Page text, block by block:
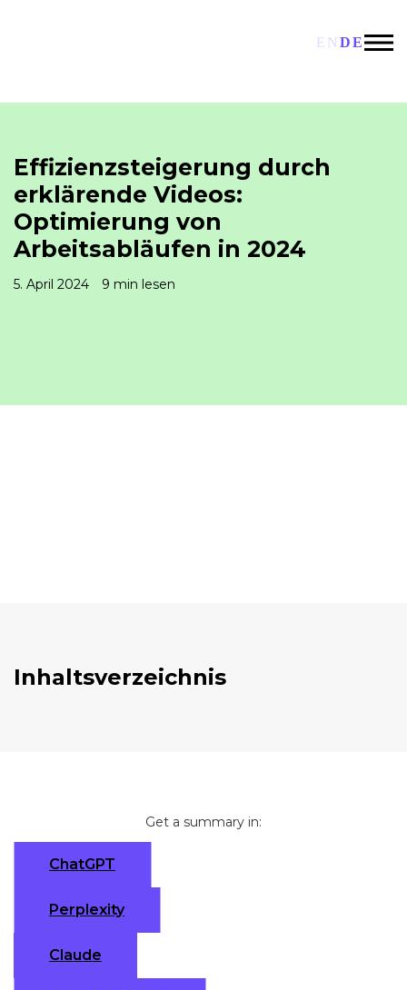
EN DE
Effizienzsteigerung durch
erklärende Videos:
Optimierung von
Arbeitsabläufen in 2024
5. April 2024 9 min lesen
Inhaltsverzeichnis
Get a summary in:
ChatGPT
Perplexity
Claude